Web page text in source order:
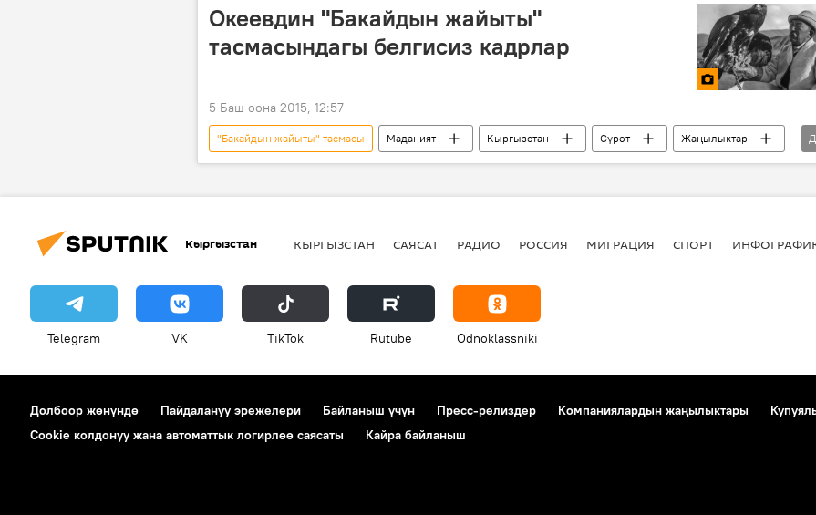
Океевдин "Бакайдын жайыты"
тасмасындагы белгисиз кадрлар
5 Баш оона 2015, 12:57
"Бакайдын жайыты" тасмасы Маданият Кыргызстан Сүрөт
Жаңылыктар
Төлөмүш Океев
тасма кино тасма актер кинематография
Кыргызстан КЫРГЫЗСТАН САЯСАТ РАДИО РОССИЯ МИГРАЦИЯ СПОРТ
Telegram VK ТikТоk Rutube Odnoklassniki
Долбоор жөнүндө Пайдалануу эрежелери Байланыш үчүн Пресс-релиздер Компаниялардын жаңылыктары
Cookie колдонуу жана автоматтык логирлөө саясаты
Кайра байланыш